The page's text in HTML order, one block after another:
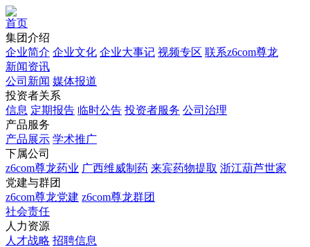
首页
集团介绍
企业简介 企业文化 企业⼤事记 视频专区 联系z6com尊龙
新闻资讯
公司新闻 媒体报道
投资者关系
信息 定期报告 临时公告 投资者服务 公司治理
产品服务
产品展示 学术推广
下属公司
z6com尊龙药业 广西维威制药 来宾药物提取 浙江葫芦世家
党建与群团
z6com尊龙党建 z6com尊龙群团
社会责任
人力资源
人才战略 招聘信息